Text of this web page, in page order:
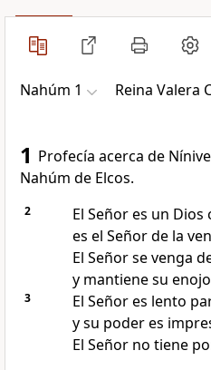
Nahúm 1 Reina Valera
1 Profecía acerca de
Nahúm de Elcos.
2
El Señor es un
es el Señor de la
El Señor se venga
y mantiene su
3
El Señor es lento
y su poder es
El Señor no tiene